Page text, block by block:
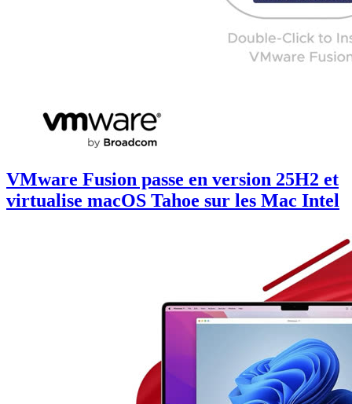
VMware Fusion passe en version 25H2 et
virtualise macOS Tahoe sur les Mac Intel